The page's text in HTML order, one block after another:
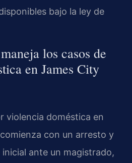
bajo la ley de
los casos de
en James City
violencia doméstica en
con un arresto y
ante un magistrado,